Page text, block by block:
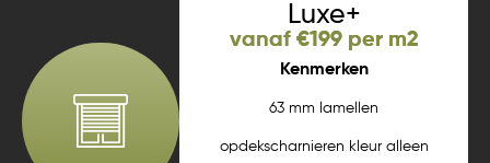
Luxe+
vanaf €199 per m2
Kenmerken
63 mm lamellen
opdekscharnieren kleur alleen